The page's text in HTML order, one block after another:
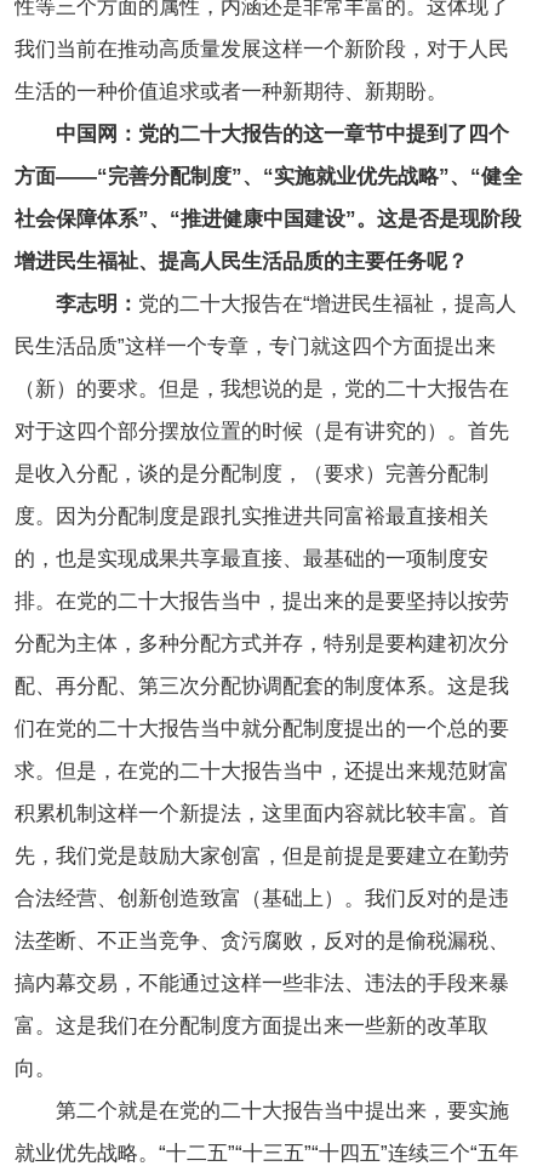
性等三个方面的属性，内涵还是非常丰富的。这体现了
我们当前在推动高质量发展这样一个新阶段，对于人民
生活的一种价值追求或者一种新期待、新期盼。
中国网：党的二十大报告的这一章节中提到了四个
方面——“完善分配制度”、“实施就业优先战略”、“健全
社会保障体系”、“推进健康中国建设”。这是否是现阶段
增进民生福祉、提高人民生活品质的主要任务呢？
李志明： 党的二十大报告在“增进民生福祉，提高人
民生活品质”这样一个专章，专门就这四个方面提出来
（新）的要求。但是，我想说的是，党的二十大报告在
对于这四个部分摆放位置的时候（是有讲究的）。首先
是收入分配，谈的是分配制度，（要求）完善分配制
度。因为分配制度是跟扎实推进共同富裕最直接相关
的，也是实现成果共享最直接、最基础的一项制度安
排。在党的二十大报告当中，提出来的是要坚持以按劳
分配为主体，多种分配方式并存，特别是要构建初次分
配、再分配、第三次分配协调配套的制度体系。这是我
们在党的二十大报告当中就分配制度提出的一个总的要
求。但是，在党的二十大报告当中，还提出来规范财富
积累机制这样一个新提法，这里面内容就比较丰富。首
先，我们党是鼓励大家创富，但是前提是要建立在勤劳
合法经营、创新创造致富（基础上）。我们反对的是违
法垄断、不正当竞争、贪污腐败，反对的是偷税漏税、
搞内幕交易，不能通过这样一些非法、违法的手段来暴
富。这是我们在分配制度方面提出来一些新的改革取
向。
第二个就是在党的二十大报告当中提出来，要实施
就业优先战略。“十二五”“十三五”“十四五”连续三个“五年